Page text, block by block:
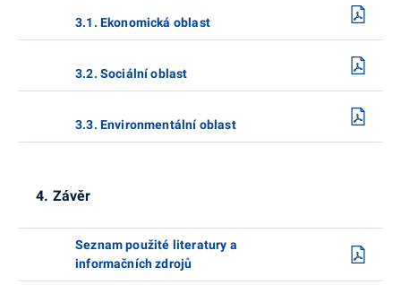
3.1. Ekonomická oblast
3.2. Sociální oblast
3.3. Environmentální oblast
4. Závěr
Seznam použité literatury a
informačních zdrojů